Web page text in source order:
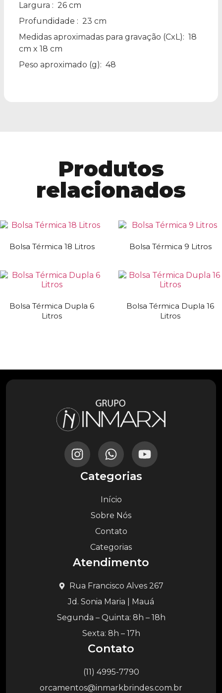
Largura : 26 cm
Profundidade : 23 cm
Medidas aproximadas para gravação (CxL): 18
cm x 18 cm
Peso aproximado (g): 48
Produtos
relacionados
Bolsa Térmica 18 Litros Bolsa Térmica 9 Litros
Bolsa Térmica Dupla 6
Litros
Bolsa Térmica Dupla 16
Litros
Categorias
Início
Sobre Nós
Contato
Categorias
Atendimento
Rua Francisco Alves 267
Jd. Sonia Maria | Mauá
Segunda – Quinta: 8h – 18h
Sexta: 8h – 17h
Contato
(11) 4995-7790
orcamentos@inmarkbrindes.com.br